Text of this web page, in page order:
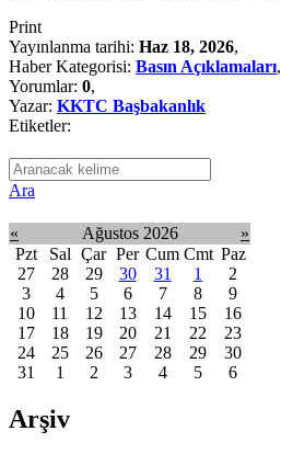
Print
Yayınlanma tarihi: Haz 18, 2026,
Haber Kategorisi: Basın Açıklamaları,
Yorumlar: 0,
Yazar: KKTC Başbakanlık
Etiketler:
Ara
« Ağustos 2026
»
Pzt
Sal Çar Per Cum Cmt Paz
27
28 29 30 31 1
2
3
4 5 6 7 8
9
10
11 12 13 14 15
16
17
18 19 20 21 22
23
24
25 26 27 28 29
30
31
1 2 3 4 5 6
Arşiv